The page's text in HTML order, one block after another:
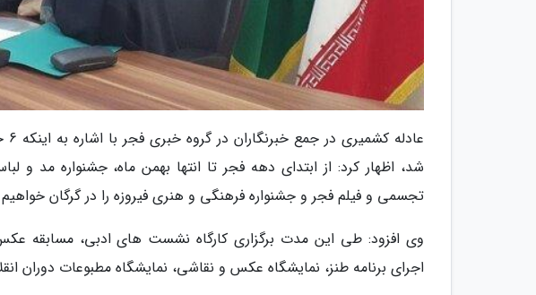
شد، اظهار کرد: از ابتدای دهه فجر تا انتها بهمن ماه، جشنواره مد و
تجسمی و فیلم فجر و جشنواره فرهنگی و هنری فیروزه را در گرگان
وی افزود: طی این مدت برگزاری کارگاه نشست های ادبی، مسابقه
اجرای برنامه طنز، نمایشگاه عکس و نقاشی، نمایشگاه مطبوعات دوران